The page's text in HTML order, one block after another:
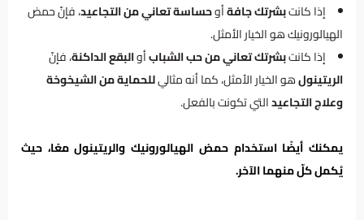
إذا كانتبشرتكجافةأوحساسةتعاني من التجاعيد، فإنّ حمض
الهيالورونيك هو الخيار الأمثل.
إذا كانتبشرتك تعاني من حب الشبابأوالبقع الداكنة، فإنّ
الريتينولهو الخيار الأمثل، كما أنه مثاليللحماية من الشيخوخة
وعلاج التجاعيدالتي تكونت بالفعل.
يمكنك أيضًا استخدام حمض الهيالورونيك والريتينول معًا، حيث
يُكمل كلّ منهما الآخر.